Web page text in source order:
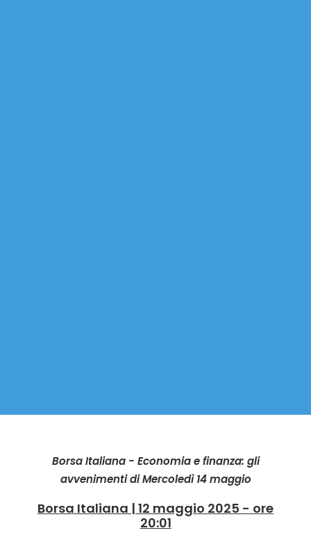
Borsa Italiana - Economia e finanza: gli
avvenimenti di Mercoledì 14 maggio
Borsa Italiana | 12 maggio 2025 - ore
20:01